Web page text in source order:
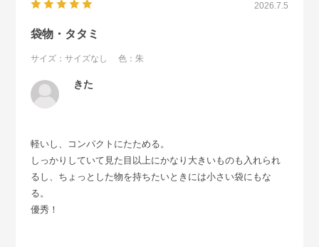
2026.7.5
袋物・タタミ
サイズ：サイズなし 色：朱
きた
軽いし、コンパクトにたためる。
しっかりしていて見た目以上にかなり大きいものも入れられ
るし、ちょっとした物を持ちたいときには小さい袋にもな
る。
優秀！